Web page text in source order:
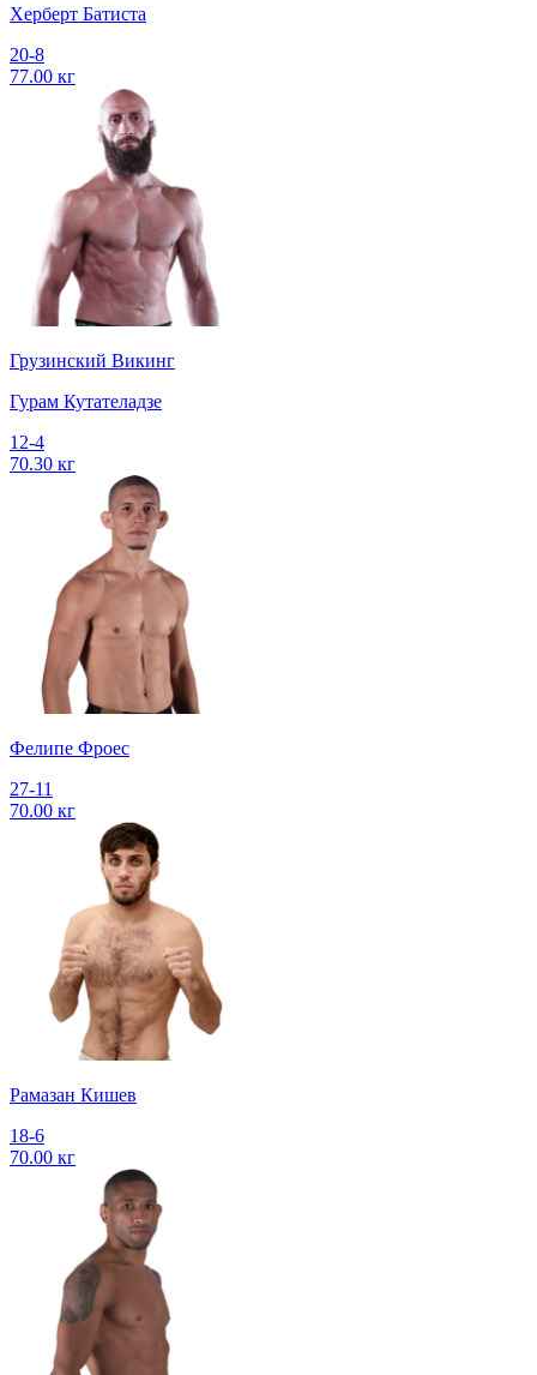
Херберт Батиста
20-8
77.00 кг
Грузинский Викинг
Гурам Кутателадзе
12-4
70.30 кг
Фелипе Фроес
27-11
70.00 кг
Рамазан Кишев
18-6
70.00 кг